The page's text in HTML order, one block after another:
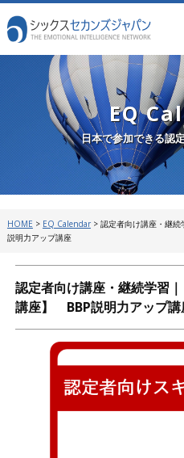
EQ
日本で参加できる認
HOME > EQ Calendar> 認定者向け講座・継
説明力アップ講座
認定者向け講座・継続学習
講座】 BBP説明力アップ講